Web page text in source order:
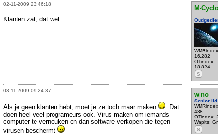
02-11-2009 23:46:18
M-
16.282
OTindex:
18.824
S
Klanten zat, dat wel.
03-11-2009 09:24:37
wino
Senior lid
438
OTindex:
Wnplts:
S
Als je geen klanten hebt, moet je ze toch maar maken
. Dat
doen heel veel programeurs ook, Virus maken om iemands
computer te verneuken en dan software verkopen die tegen
virusen beschermt